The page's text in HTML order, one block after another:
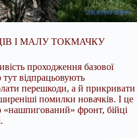
І МАЛУ ТОКМАЧКУ
проходження базової
відпрацьовують
перешкоди, а й прикривати
помилки новачків. І це
фронт, бійці